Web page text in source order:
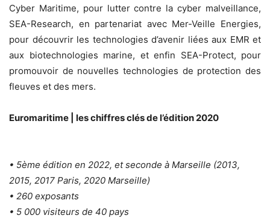
Cyber Maritime, pour lutter contre la cyber malveillance,
SEA-Research, en partenariat avec Mer-Veille Energies,
pour découvrir les technologies d’avenir liées aux EMR et
aux biotechnologies marine, et enfin SEA-Protect, pour
promouvoir de nouvelles technologies de protection des
fleuves et des mers.
Euromaritime | les chiffres clés de l’édition 2020
• 5ème édition en 2022, et seconde à Marseille (2013,
2015, 2017 Paris, 2020 Marseille)
• 260 exposants
• 5 000 visiteurs de 40 pays